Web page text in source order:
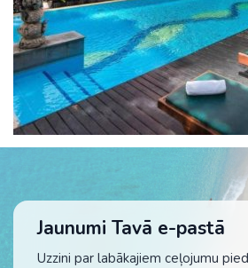
Jaunumi Tavā e-pastā
Uzzini par labākajiem ceļojumu